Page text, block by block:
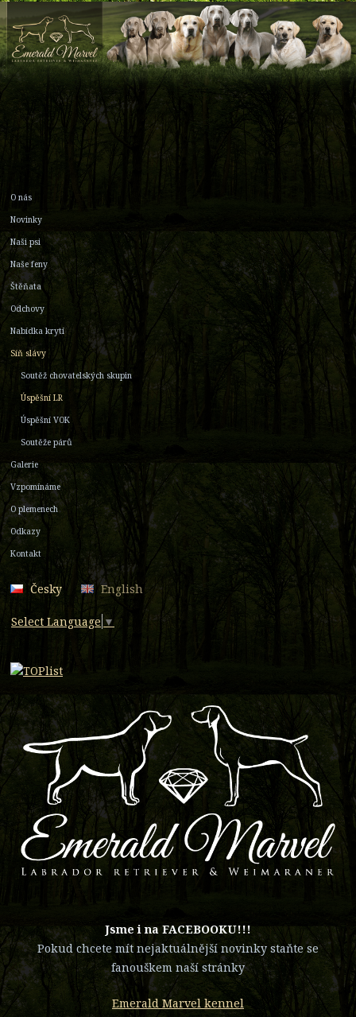
O nás
Novinky
Naši psi
Naše feny
Štěňata
Odchovy
Nabídka krytí
Síň slávy
Soutěž chovatelských skupin
Úspěšní LR
Úspěšní VOK
Soutěže párů
Galerie
Vzpomínáme
O plemenech
Odkazy
Kontakt
Česky English
Select Language ▼
​Jsme i na FACEBOOKU!!!
Pokud chcete mít nejaktuálnější novinky staňte se
fanouškem naší stránky
Emerald Marvel kennel